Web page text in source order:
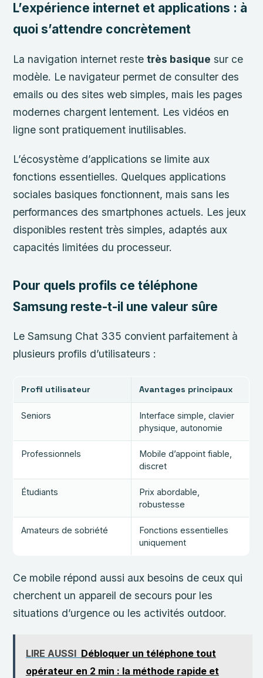
L’expérience internet et applications : à
quoi s’attendre concrètement
La navigation internet restetrès basique sur ce
modèle. Le navigateur permet de consulter des
emails ou des sites web simples, mais les pages
modernes chargent lentement. Les vidéos en
ligne sont pratiquement inutilisables.
L’écosystème d’applications se limite aux
fonctions essentielles. Quelques applications
sociales basiques fonctionnent, mais sans les
performances des smartphones actuels. Les jeux
disponibles restent très simples, adaptés aux
capacités limitées du processeur.
Pour quels profils ce téléphone
Samsung reste-t-il une valeur sûre
Le Samsung Chat 335 convient parfaitement à
plusieurs profils d’utilisateurs :
Profil utilisateur Avantages principaux
Seniors
Interface simple, clavier
physique, autonomie
Professionnels
Mobile d’appoint fiable,
discret
Étudiants
Prix abordable,
robustesse
Amateurs de sobriété
Fonctions essentielles
uniquement
Ce mobile répond aussi aux besoins de ceux qui
cherchent un appareil de secours pour les
situations d’urgence ou les activités outdoor.
LIRE AUSSI Débloquer un téléphone tout
opérateur en 2 min : la méthode rapide et